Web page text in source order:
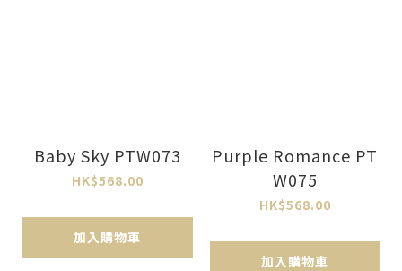
Baby Sky PTW073
HK$568.00
加入購物車
Purple Romance PT
W075
HK$568.00
加入購物車